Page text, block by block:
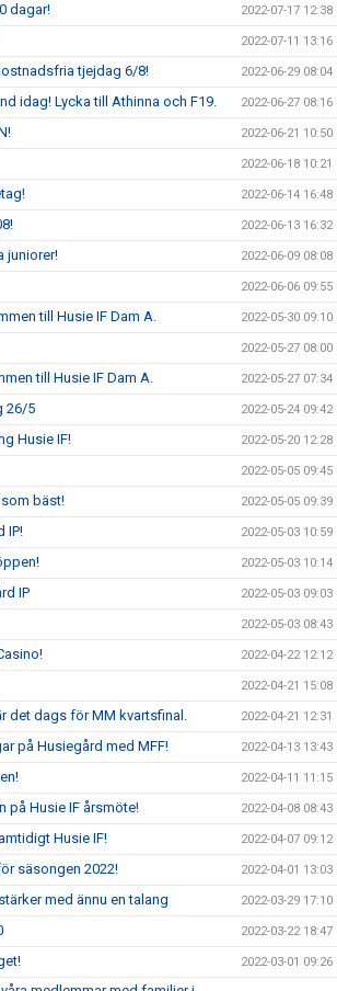
dagar! 2022-07-17 12:38
2022-07-11 13:16
tjejdag 6/8! 2022-06-29 08:04
idag! Lycka till Athinna och F19. 2022-06-27 08:16
2022-06-21 10:50
2022-06-18 10:21
2022-06-14 16:48
2022-06-13 16:32
juniorer! 2022-06-09 08:08
2022-06-06 09:55
till Husie IF Dam A. 2022-05-30 09:10
2022-05-27 08:00
till Husie IF Dam A. 2022-05-27 07:34
26/5 2022-05-24 09:42
Husie IF! 2022-05-20 12:28
2022-05-05 09:45
som bäst! 2022-05-05 09:39
IP! 2022-05-03 10:59
2022-05-03 10:14
IP 2022-05-03 09:03
2022-05-03 08:43
2022-04-22 12:12
2022-04-21 15:08
det dags för MM kvartsfinal. 2022-04-21 12:31
på Husiegård med MFF! 2022-04-13 13:43
2022-04-11 11:15
på Husie IF årsmöte! 2022-04-08 08:43
Husie IF! 2022-04-07 09:12
säsongen 2022! 2022-04-01 13:03
med ännu en talang 2022-03-29 17:10
2022-03-22 18:47
2022-03-01 09:26